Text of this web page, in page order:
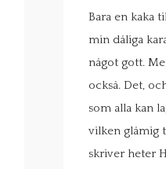
Bara en kaka
min dåliga
något gott.
också. Det,
som alla kan
vilken glåmig
skriver heter